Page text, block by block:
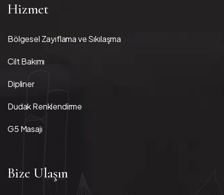
Hizmet
Bölgesel Zayıflama ve Sıkılaşma
Cilt Bakımı
Dipliner
Dudak Renklendirme
G5 Masajı
Bize Ulaşın